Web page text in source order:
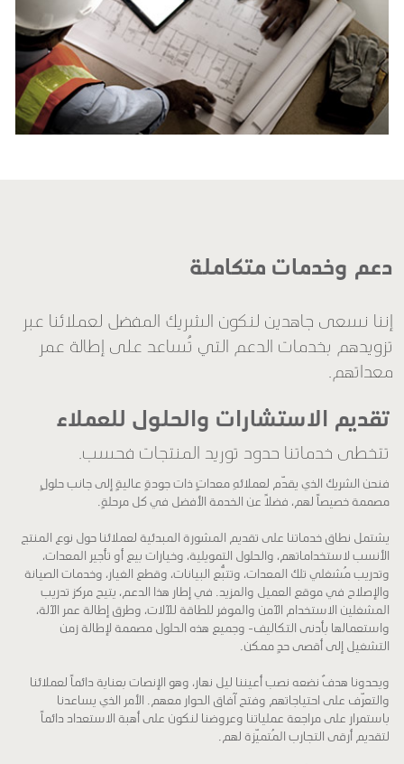
دعم وخدمات متكاملة
إننا نسعى جاهدين لنكون الشريك المفضل لعملائنا عبر
تزويدهم بخدمات الدعم التي تُساعد على إطالة عمر
معداتهم.
تقديم الاستشارات والحلول للعملاء
تتخطى خدماتنا حدود توريد المنتجات فحسب.
فنحن الشريك الذي يقدّم لعملائهِ معداتٍ ذات جودةٍ عاليةٍ إلى جانب حلولٍ
مصممة خصيصاً لهم، فضلاً عن الخدمة الأفضل في كل مرحلةٍ.
يشتمل نطاق خدماتنا على تقديم المشورة المبدئية لعملائنا حول نوع المنتج
الأنسب لاستخداماتهم، والحلول التمويلية، وخيارات بيع أو تأجير المعدات،
وتدريب مُشغلي تلك المعدات، وتتبُّع البيانات، وقطع الغيار، وخدمات الصيانة
والإصلاح في موقع العميل والمزيد. في إطار هذا الدعم، يتيح مركز تدريب
المشغلين الاستخدام الآمن والموفر للطاقة للآلات، وطرق إطالة عمر الآلة،
واستعمالها بأدنى التكاليف- وجميع هذه الحلول مصممة لإطالة زمن
التشغيل إلى أقصى حدٍ ممكن.
ويحدونا هدفٌ نضعه نصب أعيننا ليل نهار، وهو الإنصات بعناية دائماً لعملائنا
والتعرّف على احتياجاتهم وفتح آفاق الحوار معهم. الأمر الذي يساعدنا
باستمرار على مراجعة عملياتنا وعروضنا لنكون على أهبة الاستعداد دائماً
لتقديم أرقى التجارب المُتميّزة لهم.